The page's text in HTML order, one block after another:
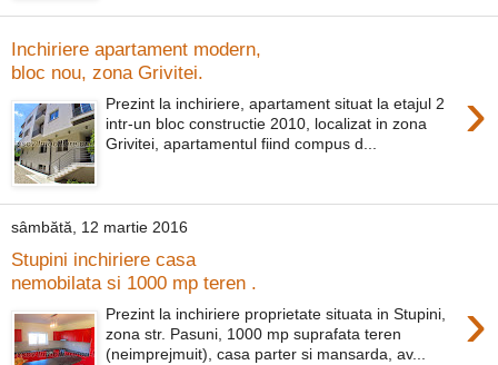
Inchiriere apartament modern,
bloc nou, zona Grivitei.
›
Prezint la inchiriere, apartament situat la etajul 2
intr-un bloc constructie 2010, localizat in zona
Grivitei, apartamentul fiind compus d...
sâmbătă, 12 martie 2016
Stupini inchiriere casa
nemobilata si 1000 mp teren .
›
Prezint la inchiriere proprietate situata in Stupini,
zona str. Pasuni, 1000 mp suprafata teren
(neimprejmuit), casa parter si mansarda, av...